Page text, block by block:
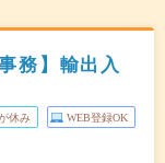
務】輸出入
休み WEB登録OK